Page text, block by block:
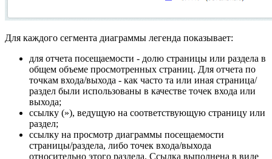
Для каждого сегмента диаграммы легенда показывает:
для отчета посещаемости - долю страницы или раздела в
общем объеме просмотренных страниц. Для отчета по
точкам входа/выхода - как часто та или иная страница/
раздел были использованы в качестве точек входа или
выхода;
ссылку (»), ведущую на соответствующую страницу или
раздел;
ссылку на просмотр диаграммы посещаемости
страницы/раздела, либо точек входа/выхода
относительно этого раздела. Ссылка выполнена в виде